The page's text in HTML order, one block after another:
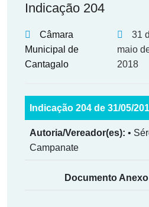
Indicação 204
Câmara
Municipal de
Cantagalo
31
maio de
2018
Indicação 204 de 31/05/
Autoria/Vereador(es):•